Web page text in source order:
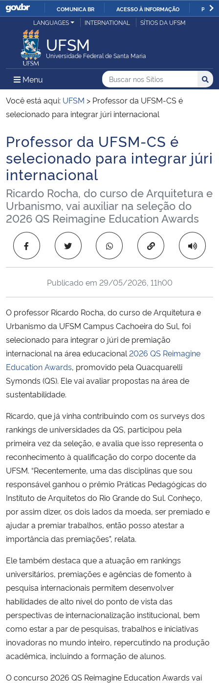
IR
COMUNICA BR ACESSO À INFORMAÇÃO
Ministério da Justiça e Segurança Pública
Ministério da Defesa
Ministério das Relações Exteriores
Ministério da Infraestrutura
Ministério da Agricultura, Pecuária e Abastecimento
Ministério da Educação
Ministério da Saúde
Ministério de Minas e Energia
Ministério do Meio Ambiente
Ministério do Turismo
Ministério do Desenvolvimento Regional
Ministério da Mulher, da Família e dos Direitos Humanos
Secretaria-Geral
Secretaria de Governo
Gabinete de Segurança Institucional
Advocacia-Geral da União
Banco Central do Brasil
Planalto
LANGUAGES INTERNATIONAL SÍTIOS DA UFSM
UFSM
Universidade Federal de Santa Maria
Menu Menu Principal do Sítio
Busca
Buscar no nos Sítios
Busca:
Você está aqui: UFSM > Professor da UFSM-CS é
selecionado para integrar júri internacional
Início do conteúdo
Professor da UFSM-CS é
selecionado para integrar júri
internacional
Ricardo Rocha, do curso de Arquitetura e
Urbanismo, vai auxiliar na seleção do
2026 QS Reimagine Education Awards
Copiar para área
Publicado em 29/05/2026, 11h00
O professor Ricardo Rocha, do curso de Arquitetura e
Urbanismo da UFSM Campus Cachoeira do Sul, foi
selecionado para integrar o júri de premiação
internacional na área educacional 2026 QS Reimagine
Education Awards, promovido pela Quacquarelli
Symonds (QS). Ele vai avaliar propostas na área de
sustentabilidade.
Ricardo, que já vinha contribuindo com os surveys dos
rankings de universidades da QS, participou pela
primeira vez da seleção, e avalia que isso representa o
reconhecimento à qualificação do corpo docenteda
UFSM. “Recentemente, uma das disciplinas que sou
responsável ganhou o prêmio Práticas Pedagógicas do
Instituto de Arquitetos do Rio Grande do Sul. Conheço,
por assim dizer, os dois lados da moeda, ser premiado e
ajudar a premiar trabalhos, então posso atestar a
importância das premiações”, relata.
Ele também destaca que a atuação em rankings
universitários, premiações e agências de fomento à
pesquisa internacionais permitem desenvolver
habilidades de alto nível do ponto de vista das
perspectivas de internacionalização institucional, bem
como estar a par de pesquisas, trabalhos e iniciativas
inovadoras no mundo inteiro, repercutindo na produção
acadêmica, incluindo a formação de alunos.
O concurso 2026 QS Reimagine Education Awards vai